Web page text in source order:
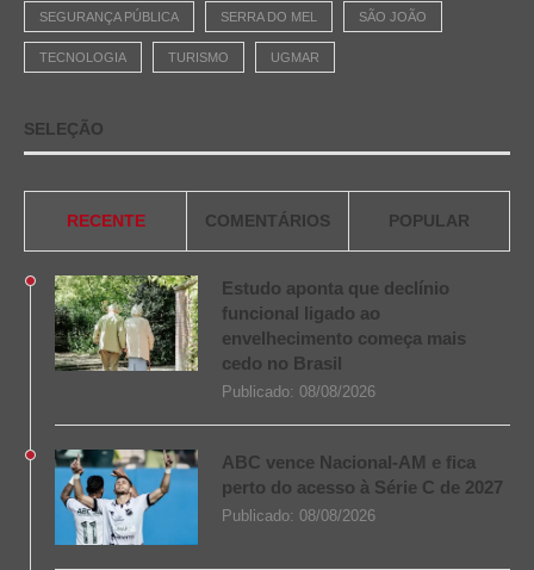
SEGURANÇA PÚBLICA SERRA DO MEL SÃO JOÃO
TECNOLOGIA TURISMO UGMAR
SELEÇÃO
RECENTE COMENTÁRIOS POPULAR
Estudo aponta que declínio
funcional ligado ao
envelhecimento começa mais
cedo no Brasil
Publicado: 08/08/2026
ABC vence Nacional-AM e fica
perto do acesso à Série C de 2027
Publicado: 08/08/2026